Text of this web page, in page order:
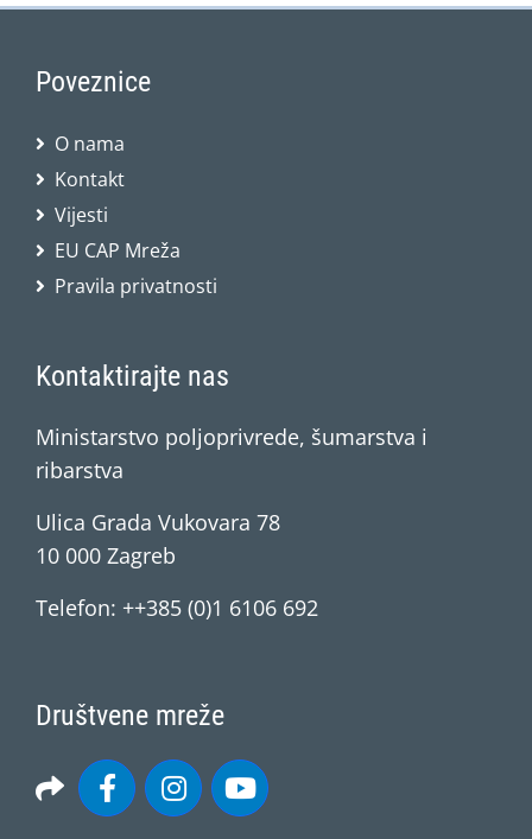
Poveznice
O nama
Kontakt
Vijesti
EU CAP Mreža
Pravila privatnosti
Kontaktirajte nas
Ministarstvo poljoprivrede, šumarstva i
ribarstva
Ulica Grada Vukovara 78
10 000 Zagreb
Telefon: ++385 (0)1 6106 692
Društvene mreže